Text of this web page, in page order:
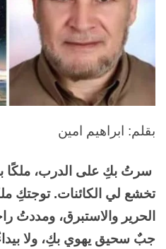
بقلم: ابراهيم امين
سرتُ بكِ على الدرب، ملكًا
تخشع لي الكائنات. توجتكِ
الحرير والاستبرق، ومددتُ
جبٌ سحيق يهوي بكِ، ولا